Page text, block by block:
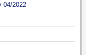
04/2022